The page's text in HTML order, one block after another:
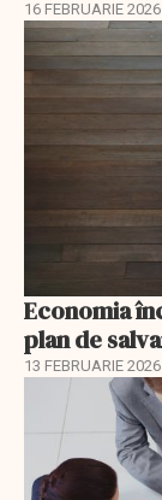
16 FEBRUARIE 2026
Economia
plan de
13 FEBRUARIE 2026